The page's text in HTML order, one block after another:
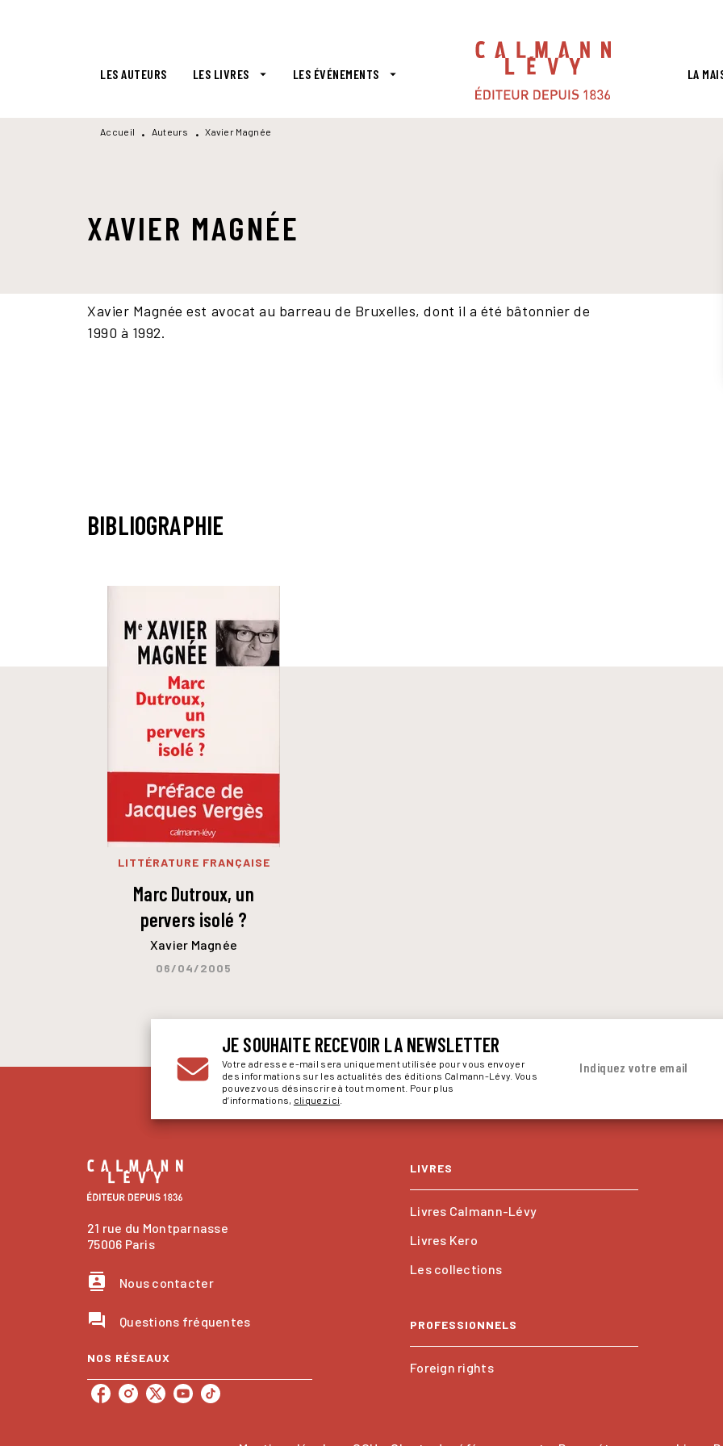
LES AUTEURS LES LIVRES arrow_drop_down LES ÉVÉNEMENTS arrow_drop_down LA
Accueil • Auteurs • Xavier Magnée
XAVIER MAGNÉE
Xavier Magnée est avocat au barreau de Bruxelles, dont il a été bâtonnier de
1990 à 1992.
BIBLIOGRAPHIE
LITTÉRATURE FRANÇAISE
Marc Dutroux, un
pervers isolé ?
Xavier Magnée
06/04/2005
JE SOUHAITE RECEVOIR LA NEWSLETTER
Votre adresse e-mail sera uniquement utilisée pour vous envoyer
des informations sur les actualités des éditions Calmann-Lévy. Vous
pouvez vous désinscrire à tout moment. Pour plus
d’informations, cliquez ici
Indiquez votre email
21 rue du Montparnasse
75006 Paris
contacts Nous contacter
question_answer Questions fréquentes
NOS RÉSEAUX
LIVRES
Livres Calmann-Lévy
Livres Kero
Les collections
PROFESSIONNELS
Foreign rights